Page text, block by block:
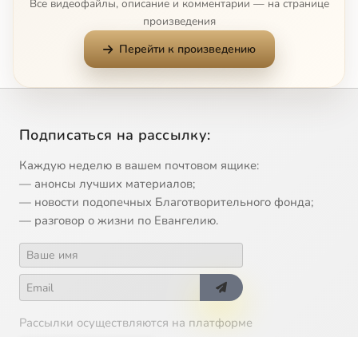
Александр Пересвет, инок-воин
Икона Божией Матери 'Всецарица'
14 Икона Божией Матери 'Утоли моя печали'
15 Икона Божией Матери Донская
17
Все видеофайлы, описание и комментарии — на странице
произведения
Перейти к произведению
Подписаться на рассылку:
Каждую неделю в вашем почтовом ящике:
— анонсы лучших материалов;
— новости подопечных Благотворительного фонда;
— разговор о жизни по Евангелию.
Рассылки осуществляются на платформе